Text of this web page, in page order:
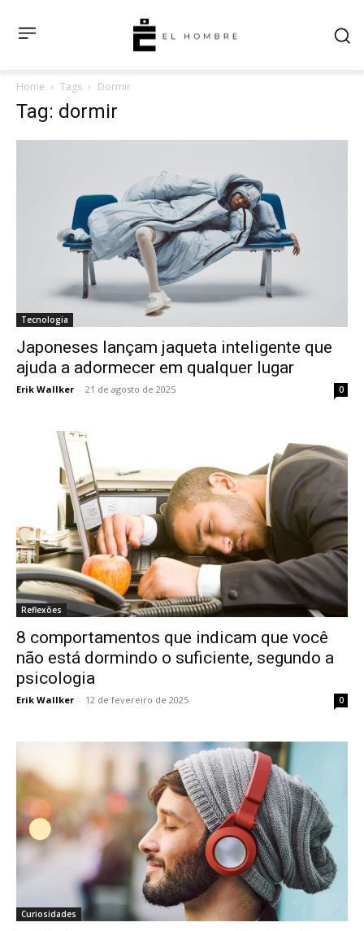
Home Tags Dormir
Tag: dormir
Tecnologia
Japoneses lançam jaqueta inteligente que
ajuda a adormecer em qualquer lugar
Erik Wallker - 21 de agosto de 2025 0
Reflexões
8 comportamentos que indicam que você
não está dormindo o suficiente, segundo a
psicologia
Erik Wallker - 12 de fevereiro de 2025 0
Curiosidades